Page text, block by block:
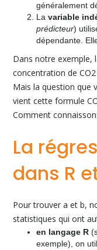
généralement
Lavariable
prédicteur)
dépendante.
Dans notre exemple,
concentration de
Mais la question que
vient cette formule
Comment
La
dans R
Pour trouver a et b,
statistiques qui ont
en langage R
exemple), on